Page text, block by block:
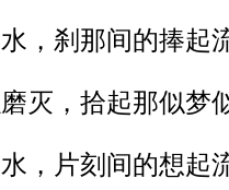
刹那间的捧起
，拾起那似梦
片刻间的想起